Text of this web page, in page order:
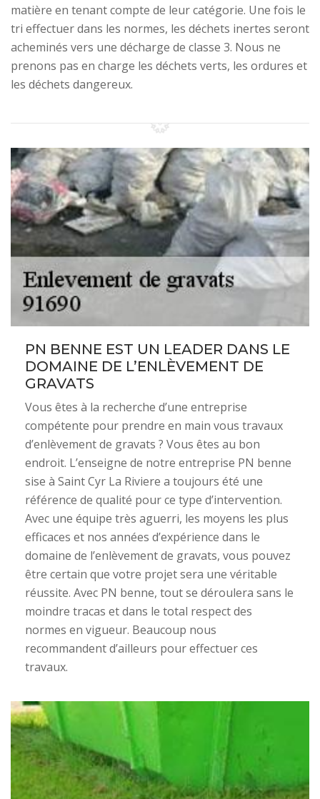
matière en tenant compte de leur catégorie. Une fois le
tri effectuer dans les normes, les déchets inertes seront
acheminés vers une décharge de classe 3. Nous ne
prenons pas en charge les déchets verts, les ordures et
les déchets dangereux.
PN BENNE EST UN LEADER DANS LE
DOMAINE DE L’ENLÈVEMENT DE
GRAVATS
Vous êtes à la recherche d’une entreprise
compétente pour prendre en main vous travaux
d’enlèvement de gravats ? Vous êtes au bon
endroit. L’enseigne de notre entreprise PN benne
sise à Saint Cyr La Riviere a toujours été une
référence de qualité pour ce type d’intervention.
Avec une équipe très aguerri, les moyens les plus
efficaces et nos années d’expérience dans le
domaine de l’enlèvement de gravats, vous pouvez
être certain que votre projet sera une véritable
réussite. Avec PN benne, tout se déroulera sans le
moindre tracas et dans le total respect des
normes en vigueur. Beaucoup nous
recommandent d’ailleurs pour effectuer ces
travaux.